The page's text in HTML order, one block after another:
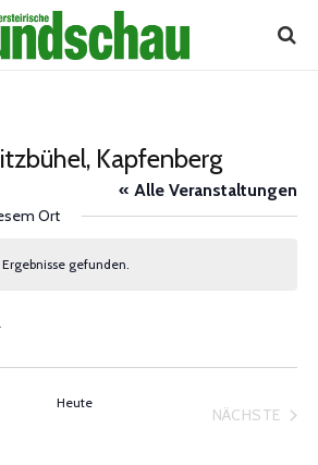
Kapfenberg
« Alle Veranstaltungen
Ort
gefunden.
Heute
NÄCHSTE